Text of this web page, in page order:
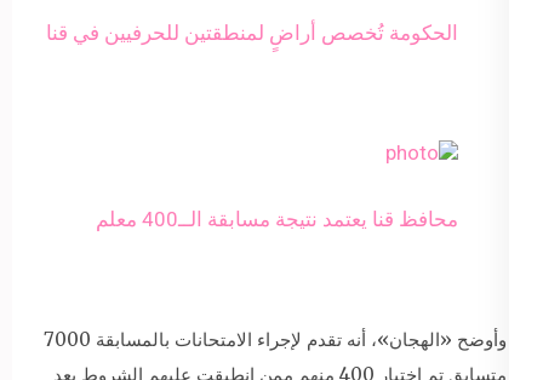
الحكومة تُخصص أراضٍ لمنطقتين للحرفيين في قنا
محافظ قنا يعتمد نتيجة مسابقة الــ400 معلم
وأوضح «الهجان»، أنه تقدم لإجراء الامتحانات بالمسابقة 7000
متسابق تم اختيار 400 منهم ممن انطبقت عليهم الشروط بعد